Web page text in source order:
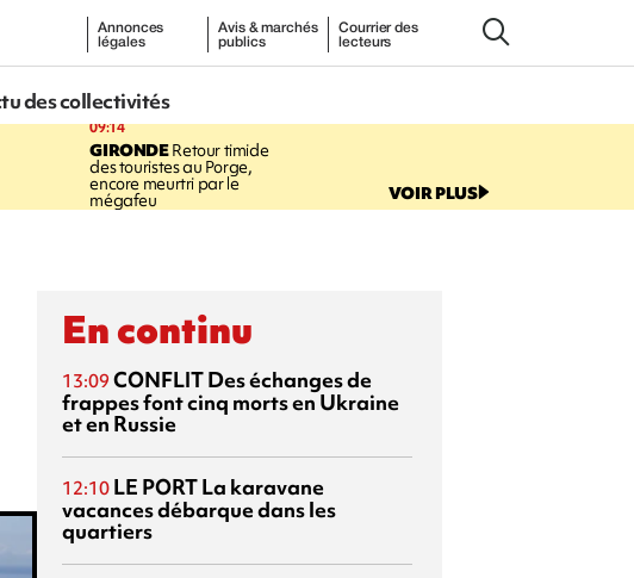
Annonces
légales
Avis & marchés
publics
Courrier des
lecteurs
des collectivités
09:14
GIRONDERetour timide
des touristes au Porge,
encore meurtri par le
mégafeu VOIR PLUS
En continu
13:09 CONFLITDes échanges de
frappes font cinq morts en Ukraine
et en Russie
12:10 LE PORTLa karavane
vacances débarque dans les
quartiers